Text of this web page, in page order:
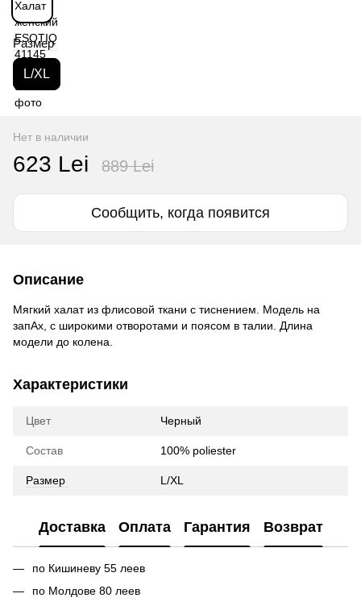
Размер
L/XL
Нет в наличии
623 Lei 889 Lei
Сообщить, когда появится
Описание
Мягкий халат из флисовой ткани с тиснением. Модель на
запАх, с широкими отворотами и поясом в талии. Длина
модели до колена.
Характеристики
Цвет Черный
Состав 100% poliester
Размер L/XL
Доставка Оплата Гарантия Возврат
по Кишиневу 55 леев
по Молдове 80 леев